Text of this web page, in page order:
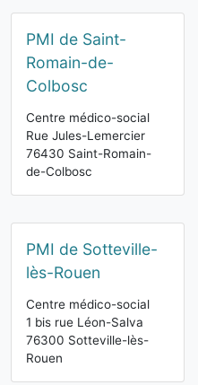
PMI de Saint-
Romain-de-
Colbosc
Centre médico-social
Rue Jules-Lemercier
76430 Saint-Romain-
de-Colbosc
PMI de Sotteville-
lès-Rouen
Centre médico-social
1 bis rue Léon-Salva
76300 Sotteville-lès-
Rouen